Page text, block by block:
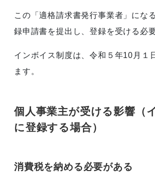
この「適格請求書発行事業者」にな
録申請書を提出し、登録を受ける必
インボイス制度は、令和５年10月１
ます。
個人事業主が受ける影響（
に登録する場合）
消費税を納める必要がある